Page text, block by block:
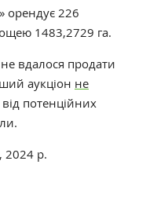
орендує 226
1483,2729 га.
вдалося продати
аукціон не
від потенційних
, 2024 р.